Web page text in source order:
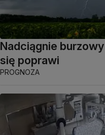
Nadciągnie
się poprawi
PROGNOZA